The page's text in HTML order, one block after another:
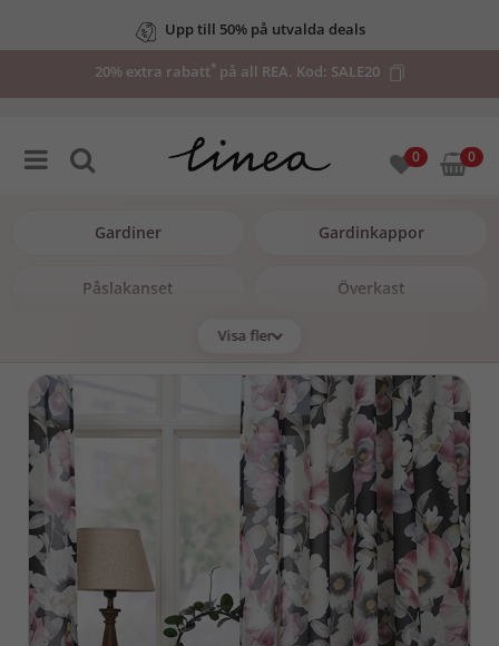
Upp till 50% på utvalda deals
20% extra rabatt*på all REA. Kod: SALE20
0 0
Gardiner Gardinkappor
Påslakanset Överkast
Konstväxter
REA
Visa fler